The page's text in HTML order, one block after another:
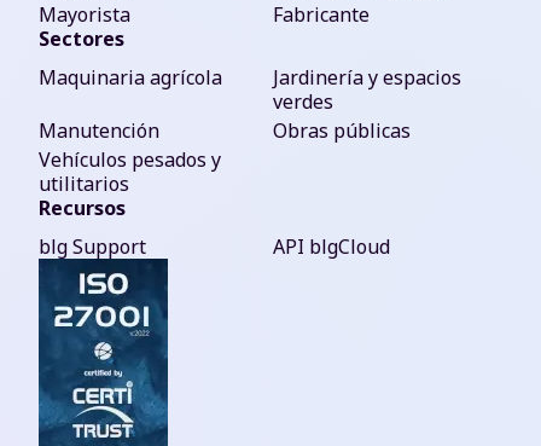
Mayorista
Fabricante
Sectores
Maquinaria agrícola
Jardinería y espacios
verdes
Manutención
Obras públicas
Vehículos pesados y
utilitarios
Recursos
blg Support
API blgCloud